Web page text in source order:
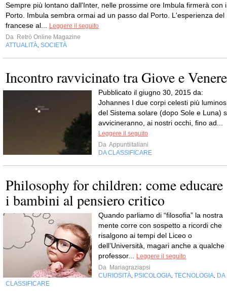
Sempre più lontano dall'Inter, nelle prossime ore Imbula firmerà con
Porto. Imbula sembra ormai ad un passo dal Porto. L'esperienza del
francese al...
Leggere il seguito
Da Retrò Online Magazine
ATTUALITÀ SOCIETÀ
Incontro ravvicinato tra Giove e Venere
Pubblicato il giugno 30, 2015 da:
Johannes I due corpi celesti più
del Sistema solare (dopo Sole e Luna)
avvicineranno, ai nostri occhi, fino ad...
Leggere il seguito
Da Appuntiitaliani
DA CLASSIFICARE
Philosophy for children: come educare
i bambini al pensiero critico
Quando parliamo di “filosofia” la nostra
mente corre con sospetto a ricordi che
risalgono ai tempi del Liceo o
dell’Università, magari anche a qualche
professor...
Leggere il seguito
Da Mariagraziapsi
CURIOSITÀ PSICOLOGIA TECNOLOGIA DA
CLASSIFICARE